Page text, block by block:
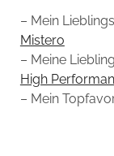
– Mein
Mistero
– Meine
High
– Mein